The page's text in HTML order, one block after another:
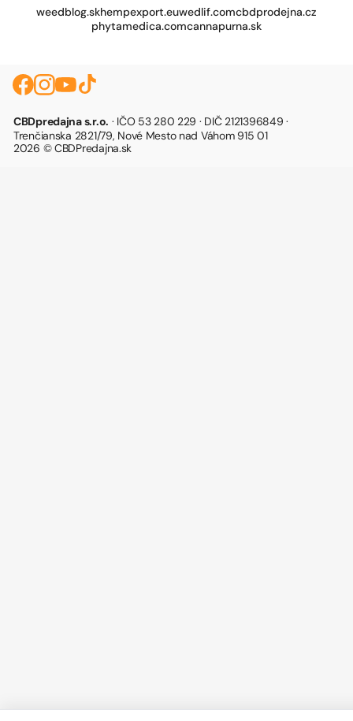
weedblog.skhempexport.euwedlif.comcbdprodejna.cz
phytamedica.comcannapurna.sk
CBDpredajna s.r.o. · IČO 53 280 229 · DIČ 2121396849 ·
Trenčianska 2821/79, Nové Mesto nad Váhom 915 01
2026 © CBDPredajna.sk